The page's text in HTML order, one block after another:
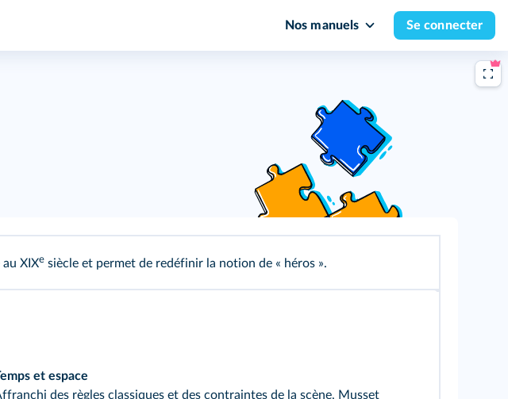
Nos manuels Se connecter
XIXe siècle et permet de redéfinir la notion de « héros ».
et espace
des règles classiques et des contraintes de la scène, Musset